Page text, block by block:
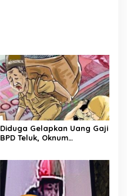
Diduga Gelapkan Uang Gaji
BPD Teluk, Oknum